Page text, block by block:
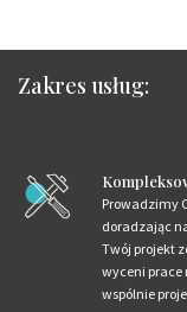
Zakres usług:
Prowadzimy
doradzając
Twój projekt
wyceni prace
wspólnie